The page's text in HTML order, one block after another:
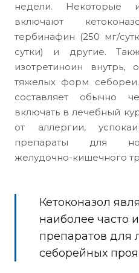
недели. Некоторые
включают
тербинафин (250 мг/
сутки) и другие.
изотретиноин внутрь,
тяжелых форм себореи.
составляет обычно
включать в лечебный
от аллергии,
препараты для
желудочно-кишечного
Кетоконазол
наиболее часто
препаратов для
себорейных